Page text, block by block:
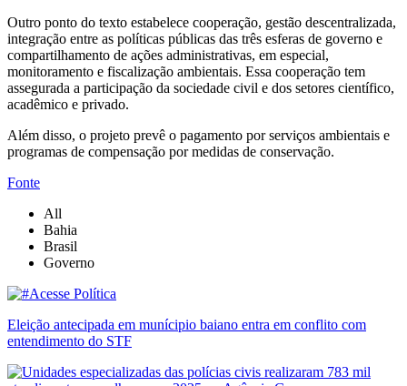
Outro ponto do texto estabelece cooperação, gestão descentralizada,
integração entre as políticas públicas das três esferas de governo e
compartilhamento de ações administrativas, em especial,
monitoramento e fiscalização ambientais. Essa cooperação tem
assegurada a participação da sociedade civil e dos setores científico,
acadêmico e privado.
Além disso, o projeto prevê o pagamento por serviços ambientais e
programas de compensação por medidas de conservação.
Fonte
All
Bahia
Brasil
Governo
Eleição antecipada em munícipio baiano entra em conflito com
entendimento do STF